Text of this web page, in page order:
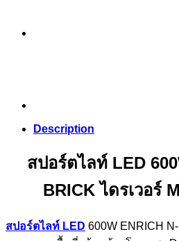
Description
สปอร์ตไลท์ LED
BRICK ไดรเวอร์
สปอร์ตไลท์ LED 600W ENRICH